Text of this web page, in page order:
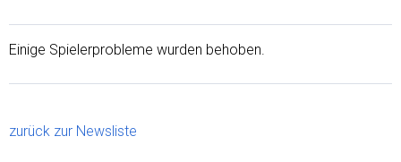
Einige Spielerprobleme wurden behoben.
zurück zur Newsliste